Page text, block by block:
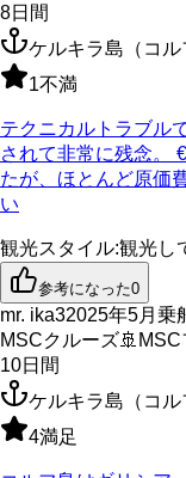
8日間
ケルキラ島（コル
1不満
テクニカルトラブル
されて非常に残念。
たが、ほとんど原価
い
観光スタイル:観光し
参考になった0
mr. ika32025年5月乗
MSCクルーズ🚢
10日間
ケルキラ島（コル
4満足